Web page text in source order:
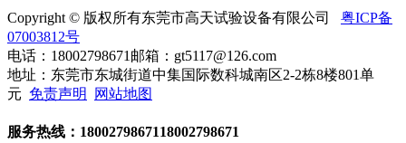
Copyright © 版权所有东莞市高天试验设备有限公司 粤ICP备
07003812号
电话：18002798671 邮箱：gt5117@126.com
地址：东莞市东城街道中集国际数科城南区2-2栋8楼801单
元 免责声明 网站地图
服务热线： 1800279867118002798671